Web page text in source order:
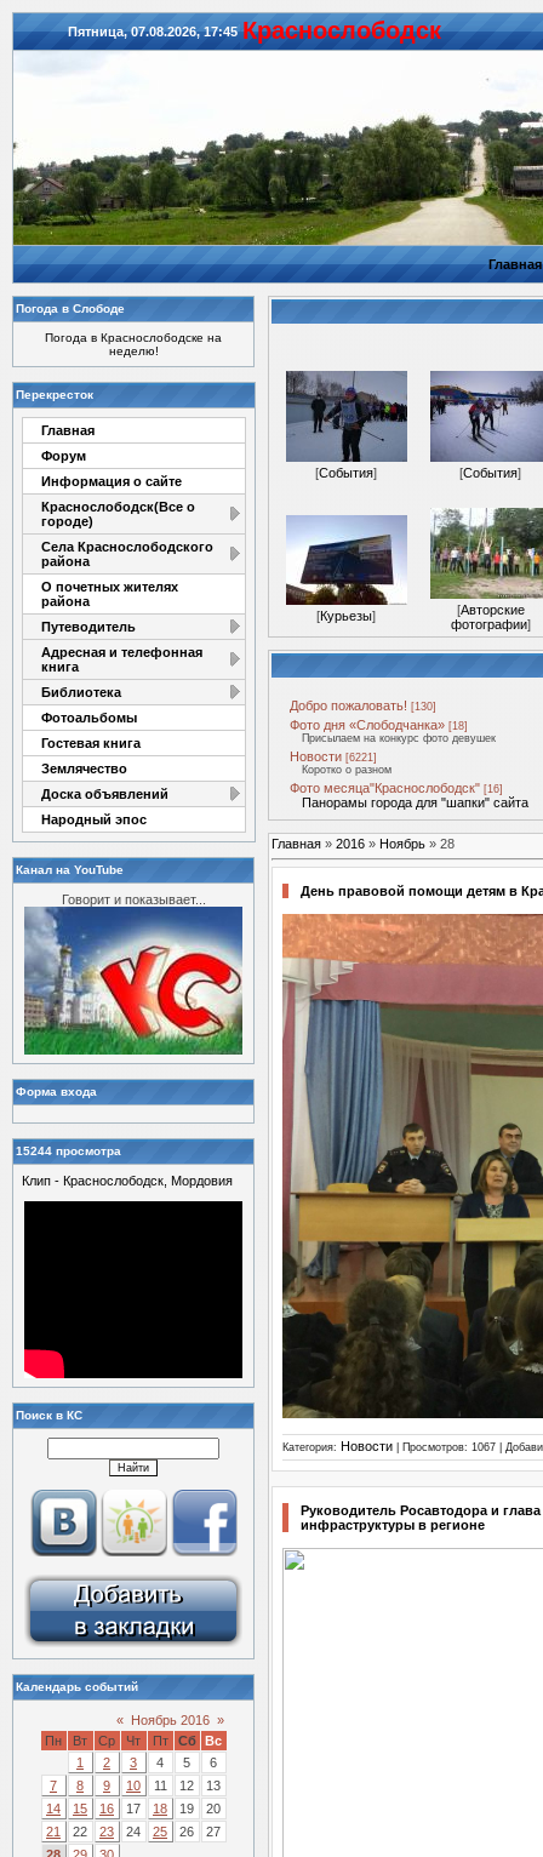
Пятница, 07.08.2026, 17:45 Красноcлободск
Главная
Погода в Слободе
Погода в Краснослободске на
неделю!
Перекресток
Главная
Форум
Информация о сайте
Краснослободск(Все о
городе)
Села Краснослободского
района
О почетных жителях
района
Путеводитель
Адресная и телефонная
книга
Библиотека
Фотоальбомы
Гостевая книга
Землячество
Доска объявлений
Народный эпос
Канал на YouTube
Говорит и показывает...
Форма входа
15244 просмотра
Клип - Краснослободск, Мордовия
Поиск в КС
Календарь событий
« Ноябрь 2016 »
Пн
Вт Ср Чт Пт Сб
Вс
1
2 3 4 5
6
7
8 9 10 11 12
13
14
15 16 17 18 19
20
21
22 23 24 25 26
27
[События] [События]
[Курьезы] [Авторские
фотографии]
Добро пожаловать! [130]
Фото дня «Слободчанка» [18]
Присылаем на конкурс фото девушек
Новости [6221]
Коротко о разном
Фото месяца"Краснослободск" [16]
Панорамы города для "шапки" сайта
Главная » 2016 » Ноябрь » 28
День правовой помощи детям в
Категория: Новости | Просмотров: 1067 |
Руководитель Росавтодора и
инфраструктуры в регионе